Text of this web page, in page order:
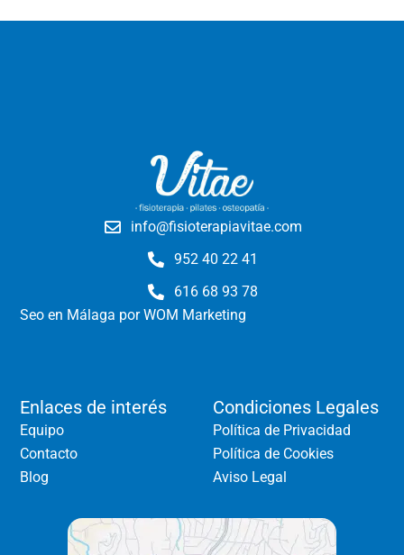
info@fisioterapiavitae.com
952 40 22 41
616 68 93 78
Seo en Málaga por WOM Marketing
Enlaces de interés
Equipo
Contacto
Blog
Condiciones Legales
Política de Privacidad
Política de Cookies
Aviso Legal